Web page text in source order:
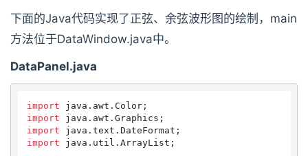
下面的Java代码实现了正弦、余弦波形图的绘制，main
方法位于DataWindow.java中。
DataPanel.java
import
import
import
import java.util.ArrayList;